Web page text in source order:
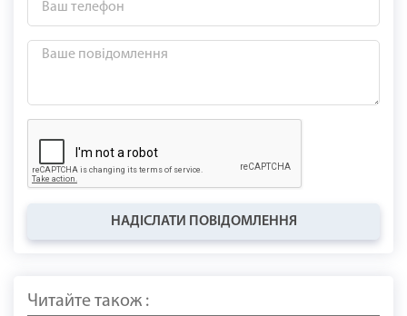
НАДІСЛАТИ ПОВІДОМЛЕННЯ
Читайте також :